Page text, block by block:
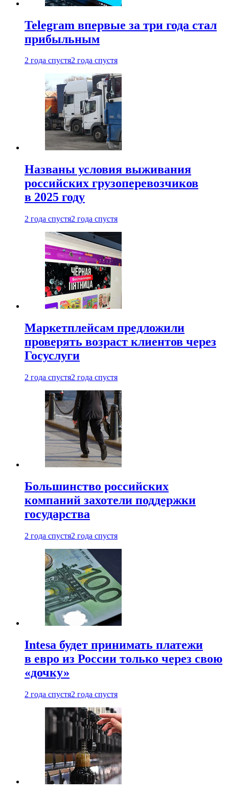
Telegram впервые за три года стал
прибыльным
2 года спустя2 года спустя
Названы условия выживания
российских грузоперевозчиков
в 2025 году
2 года спустя2 года спустя
Маркетплейсам предложили
проверять возраст клиентов через
Госуслуги
2 года спустя2 года спустя
Большинство российских
компаний захотели поддержки
государства
2 года спустя2 года спустя
Intesa будет принимать платежи
в евро из России только через свою
«дочку»
2 года спустя2 года спустя